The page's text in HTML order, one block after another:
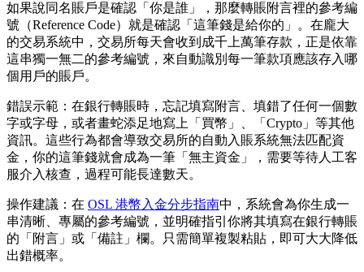
如果說同名賬戶是確認「你是誰」，那麼轉賬附言裡的參考編
號 （Reference Code）就是確認「這筆錢是給你的」。在龐大
的交易系統中，交易所每天會收到成千上萬筆存款，正是依靠
這串獨一無二的參考編號，來自動識別每一筆款項應該存入哪
個用戶的賬戶。
錯誤示範 ：在銀行轉賬時，忘記填寫附言、填錯了任何一個數
字或字母，或者畫蛇添足地寫上「買幣」、「Crypto」等其他
資訊。這些行為都會導致交易所的自動入賬系統無法匹配資
金，你的這筆錢就會成為一筆「無主資金」，需要等待人工客
服介入核查，過程可能長達數天。
操作建議 ：在 OSL 港幣入金分步指南中，系統會為你生成一
串清晰、專屬的參考編號，並明確指引你將其填寫在銀行轉賬
的「附言」或「備註」欄。只需簡單複製粘貼，即可大大降低
出錯概率。